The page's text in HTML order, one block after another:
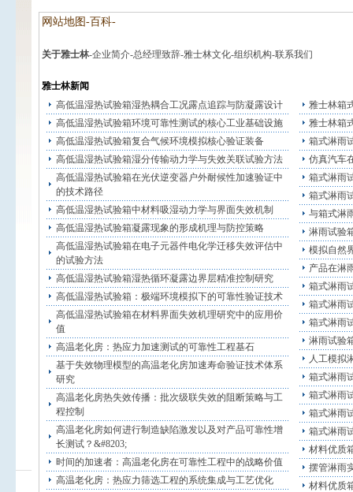
网站地图-百科-
关于雅士林-企业简介-总经理致辞-雅士林文化-组织机构-联系我们
雅士林新闻
高低温湿热试验箱湿热耦合工况露点追踪与防凝露设计
高低温湿热试验箱环境可靠性测试的核心工业基础设施
高低温湿热试验箱复合气候环境模拟核心验证装备
高低温湿热试验箱湿分传输动力学与失效关联试验方法
高低温湿热试验箱在光伏逆变器户外耐候性加速验证中
的技术路径
高低温湿热试验箱中材料吸湿动力学与界面失效机制
高低温湿热试验箱凝露现象的形成机理与防控策略
高低温湿热试验箱在电子元器件电化学迁移失效评估中
的试验方法
高低温湿热试验箱湿热循环凝露边界层精准控制研究
高低温湿热试验箱：极端环境模拟下的可靠性验证技术
高低温湿热试验箱在材料界面失效机理研究中的应用价
值
高温老化房：热应力加速测试的可靠性工程基石
基于失效物理模型的高温老化房加速寿命验证技术体系
研究
高温老化房热失效传播：批次级联失效的阻断策略与工
程控制
高温老化房如何进行制造缺陷激发以及对产品可靠性增
长测试？&#8203;
时间的加速者：高温老化房在可靠性工程中的战略价值
高温老化房：热应力筛选工程的系统集成与工艺优化
雅士林箱
雅士林箱
箱式淋雨
仿真汽车
箱式淋雨
箱式淋雨
与箱式淋
淋雨试验
模拟自然
产品在淋
箱式淋雨
箱式淋雨
箱式淋雨
淋雨试验
人工模拟
箱式淋雨
箱式淋雨
箱式淋雨
箱式淋雨
材料优质
摆管淋雨
材料优质